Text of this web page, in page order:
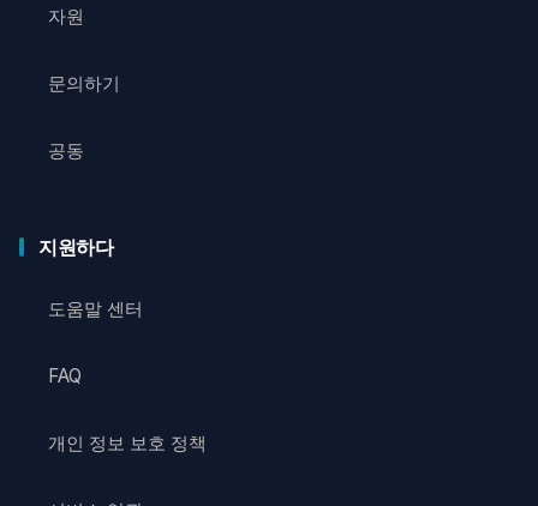
자원
문의하기
공동
지원하다
도움말 센터
FAQ
개인 정보 보호 정책